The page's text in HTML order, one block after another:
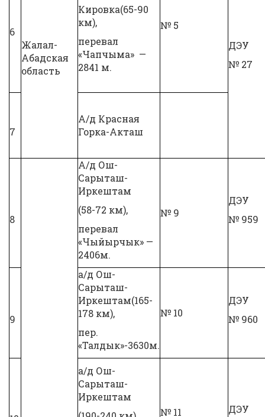
6
Жалал-
Абадская
область
Кировка(65-90
км),
перевал
«Чапчыма» —
2841 м.
№ 5
ДЭУ
№ 27
7
А/д Красная
Горка-Акташ
8
А/д Ош-
Сарыташ-
Иркештам
(58-72 км),
перевал
«Чыйырчык» —
2406м.
№ 9
ДЭУ
№ 959
9
а/д Ош-
Сарыташ-
Иркештам(165-
178 км),
пер.
«Талдык»-3630м.
№ 10
ДЭУ
№ 960
а/д Ош-
Сарыташ-
Иркештам
№ 11 ДЭУ